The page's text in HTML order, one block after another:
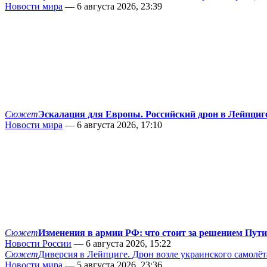
Новости мира — 6 августа 2026, 23:39
СюжетЭскалация для Европы. Российский дрон в
Новости мира — 6 августа 2026, 17:10
СюжетИзменения в армии РФ: что стоит за решением
Новости России — 6 августа 2026, 15:22
СюжетДиверсия в Лейпциге. Дрон возле украинского